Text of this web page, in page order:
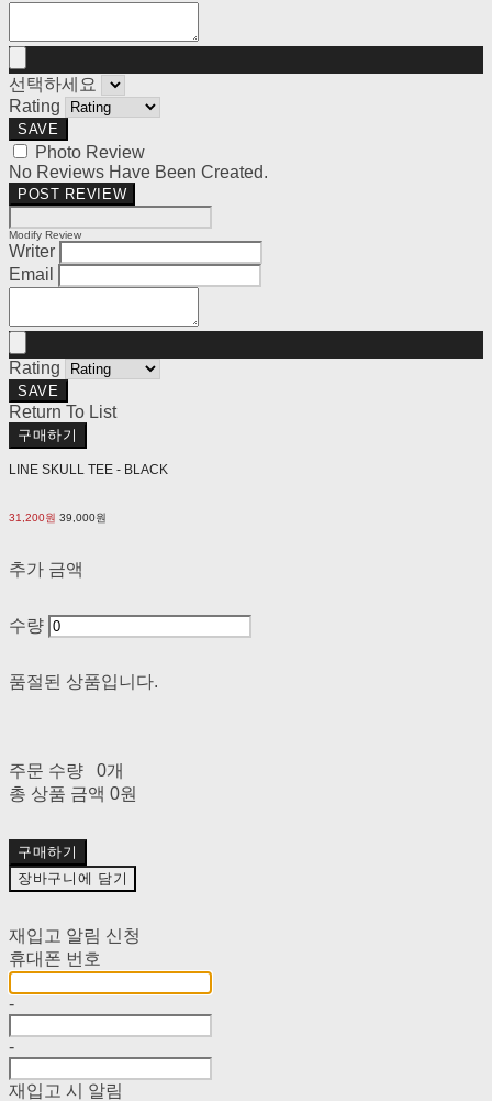
선택하세요
Rating
SAVE
Photo Review
No Reviews Have Been Created.
POST REVIEW
Modify Review
Writer
Email
Rating
SAVE
Return To List
구매하기
LINE SKULL TEE - BLACK
31,200원 39,000원
추가 금액
수량
품절된 상품입니다.
주문 수량
0개
총 상품 금액 0원
구매하기
장바구니에 담기
재입고 알림 신청
휴대폰 번호
-
-
재입고 시 알림